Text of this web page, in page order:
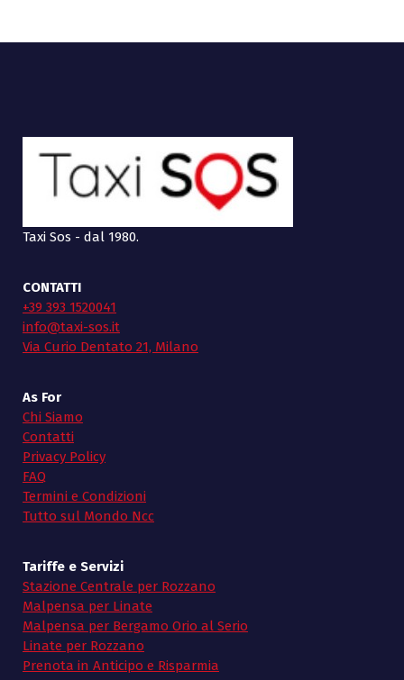
Taxi Sos - dal 1980.
CONTATTI
+39 393 1520041
info@taxi-sos.it
Via Curio Dentato 21, Milano
As For
Chi Siamo
Contatti
Privacy Policy
FAQ
Termini e Condizioni
Tutto sul Mondo Ncc
Tariffe e Servizi
Stazione Centrale per Rozzano
Malpensa per Linate
Malpensa per Bergamo Orio al Serio
Linate per Rozzano
Prenota in Anticipo e Risparmia